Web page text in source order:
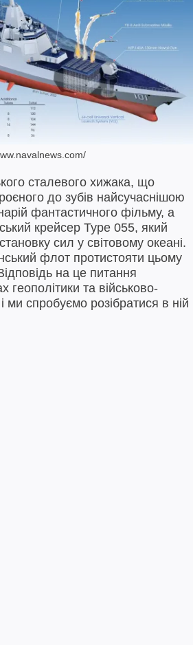
сталевого хижака, що
до зубів найсучаснішою
фантастичного фільму, а
крейсер Type 055, який
сил у світовому океані.
флот протистояти цьому
на це питання
геополітики та військово-
і ми спробуємо розібратися в ній